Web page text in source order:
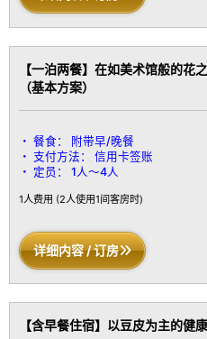
【一泊两餐】在如美术馆般的花
（基本方案）
餐食：
附带早/晚餐
支付方法：
信用卡签账
定员：
1人～4人
1人费用 (2人使用1间客房时)
详细内容 / 订房
【含早餐住宿】以豆皮为主的健